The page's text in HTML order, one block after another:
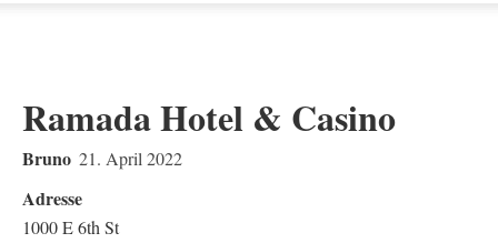
Ramada Hotel & Casino
Bruno 21. April 2022
Adresse
1000 E 6th St